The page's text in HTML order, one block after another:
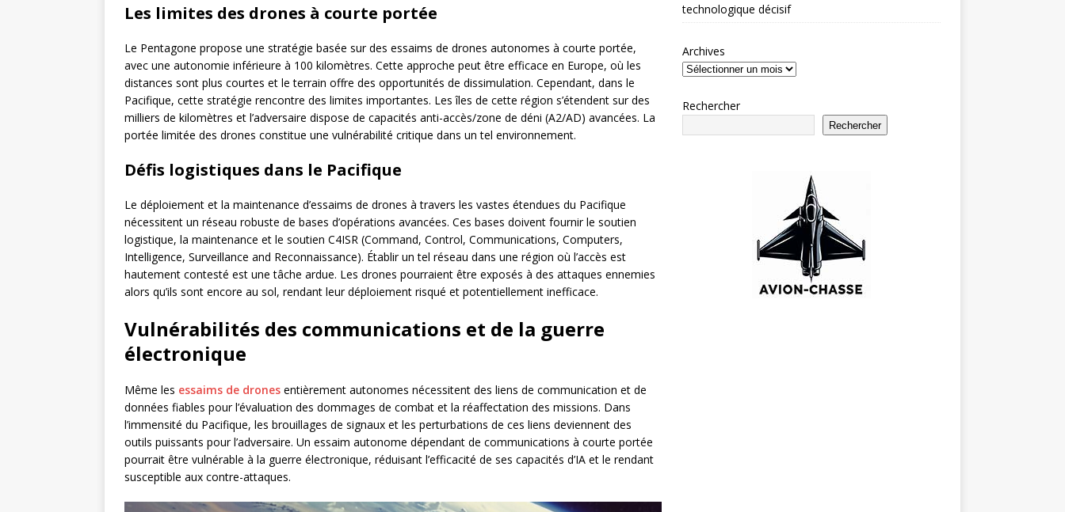
Les limites des drones à courte portée
Le Pentagone propose une stratégie basée sur des essaims de drones autonomes à courte portée,
avec une autonomie inférieure à 100 kilomètres. Cette approche peut être efficace en Europe, où les
distances sont plus courtes et le terrain offre des opportunités de dissimulation. Cependant, dans le
Pacifique, cette stratégie rencontre des limites importantes. Les îles de cette région s’étendent sur des
milliers de kilomètres et l’adversaire dispose de capacités anti-accès/zone de déni (A2/AD) avancées. La
portée limitée des drones constitue une vulnérabilité critique dans un tel environnement.
Défis logistiques dans le Pacifique
Le déploiement et la maintenance d’essaims de drones à travers les vastes étendues du Pacifique
nécessitent un réseau robuste de bases d’opérations avancées. Ces bases doivent fournir le soutien
logistique, la maintenance et le soutien C4ISR (Command, Control, Communications, Computers,
Intelligence, Surveillance and Reconnaissance). Établir un tel réseau dans une région où l’accès est
hautement contesté est une tâche ardue. Les drones pourraient être exposés à des attaques ennemies
alors qu’ils sont encore au sol, rendant leur déploiement risqué et potentiellement inefficace.
Vulnérabilités des communications et de la guerre
électronique
Même les essaims de drones entièrement autonomes nécessitent des liens de communication et de
données fiables pour l’évaluation des dommages de combat et la réaffectation des missions. Dans
l’immensité du Pacifique, les brouillages de signaux et les perturbations de ces liens deviennent des
outils puissants pour l’adversaire. Un essaim autonome dépendant de communications à courte portée
pourrait être vulnérable à la guerre électronique, réduisant l’efficacité de ses capacités d’IA et le rendant
susceptible aux contre-attaques.
technologique décisif
Archives
Rechercher
Rechercher